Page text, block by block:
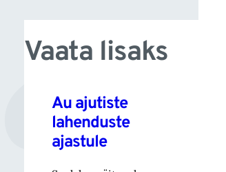
Vaata lisaks
Au ajutiste
lahenduste
ajastule